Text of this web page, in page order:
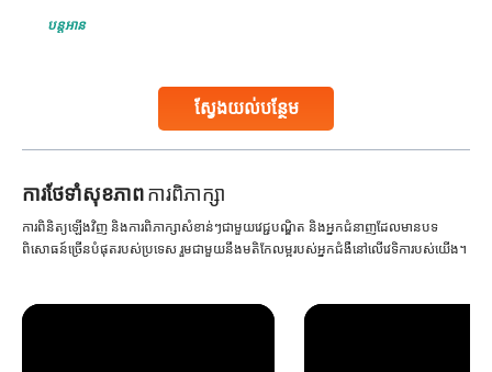
ស្វែងយល់បន្ថែម
globe are searching for treatments like angioplasty and
Studies, such as one published
បន្តអាន
ការ​ថែទាំ​សុខភាពការពិភាក្សា
ការពិនិត្យឡើងវិញ និងការពិភាក្សាសំខាន់ៗជាមួយវេជ្ជបណ្ឌិត និងអ្នកជំនាញដែលមានបទ
ពិសោធន៍ច្រើនបំផុតរបស់ប្រទេស រួមជាមួយនឹងមតិកែលម្អរបស់អ្នកជំងឺនៅលើវេទិការបស់យើង។